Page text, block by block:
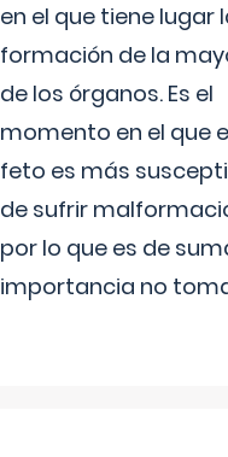
en el que tiene lugar
formación de la
de los órganos. Es el
momento en el que
feto es más
de sufrir
por lo que es de
importancia no